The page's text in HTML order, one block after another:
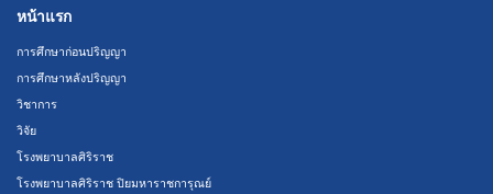
หน้าแรก
การศึกษาก่อนปริญญา
การศึกษาหลังปริญญา
วิชาการ
วิจัย
โรงพยาบาลศิริราช
โรงพยาบาลศิริราช ปิยมหาราชการุณย์